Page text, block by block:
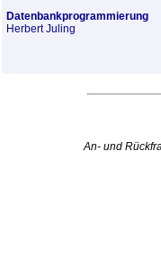
Datenbankprogrammierung
Herbert Juling
An- und